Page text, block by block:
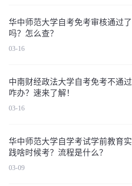
华中师范大学自考免考审核通过了
吗？怎么查？
03-16
中南财经政法大学自考免考不通过
咋办？速来了解！
03-16
华中师范大学自学考试学前教育实
践啥时候考？流程是什么？
03-09